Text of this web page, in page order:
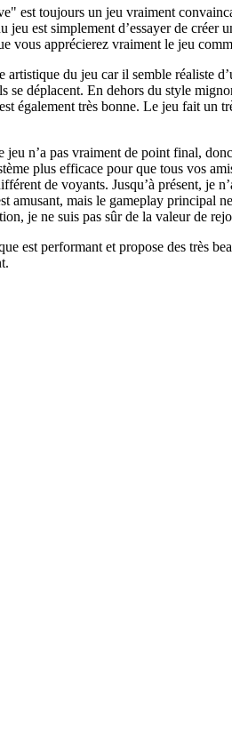
est toujours un jeu vraiment
est simplement d’essayer de créer
vous apprécierez vraiment le jeu
du jeu car il semble réaliste
se déplacent. En dehors du style
également très bonne. Le jeu fait un
n’a pas vraiment de point final,
plus efficace pour que tous vos
de voyants. Jusqu’à présent, je
mais le gameplay principal
je ne suis pas sûr de la valeur de
est performant et propose des très